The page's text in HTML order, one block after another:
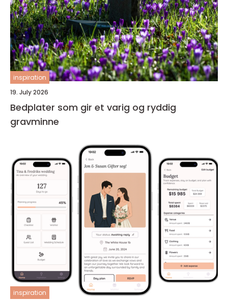
inspiration
19. July 2026
Bedplater som gir et varig og ryddig
gravminne
inspiration